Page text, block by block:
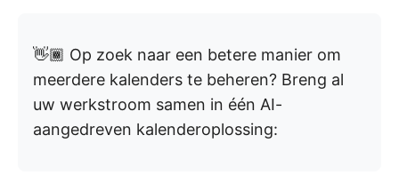
👋🏾 Op zoek naar een betere manier om
meerdere kalenders te beheren? Breng al
uw werkstroom samen in één AI-
aangedreven kalenderoplossing: